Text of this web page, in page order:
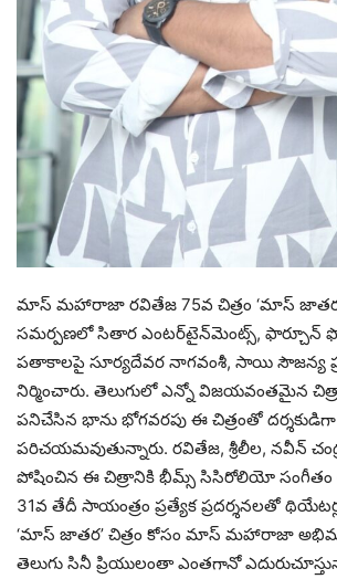
మాస్ మహారాజా రవితేజ 75వ చిత్రం ‘మాస్ జాతర’.
సమర్పణలో సితార ఎంటర్‌టైన్‌మెంట్స్, ఫార్చూన్
పతాకాలపై సూర్యదేవర నాగవంశీ, సాయి సౌజన్య
నిర్మించారు. తెలుగులో ఎన్నో విజయవంతమైన
పనిచేసిన భాను భోగవరపు ఈ చిత్రంతో దర్శకుడిగా
పరిచయమవుతున్నారు. రవితేజ, శ్రీలీల, నవీన్
పోషించిన ఈ చిత్రానికి భీమ్స్ సిసిరోలియో సంగీతం
31వ తేదీ సాయంత్రం ప్రత్యేక ప్రదర్శనలతో
‘మాస్ జాతర’ చిత్రం కోసం మాస్ మహారాజా
తెలుగు సినీ ప్రియులంతా ఎంతగానో